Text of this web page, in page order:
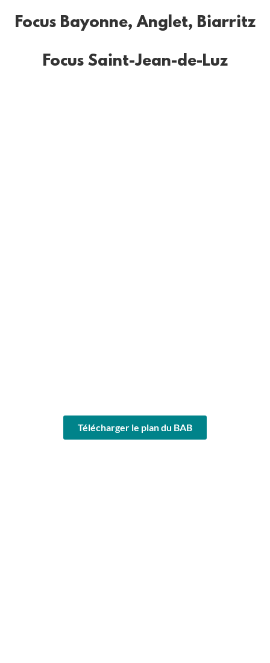
Focus Bayonne, Anglet, Biarritz
Focus Saint-Jean-de-Luz
Télécharger le plan du BAB